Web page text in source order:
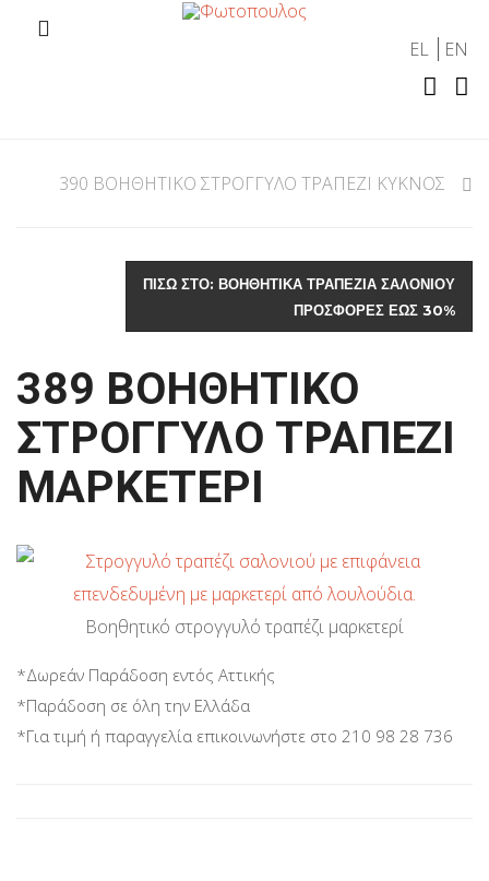
EL EN
390 ΒΟΗΘΗΤΙΚΟ ΣΤΡΟΓΓΥΛΟ ΤΡΑΠΕΖΙ ΚΥΚΝΟΣ
ΠΊΣΩ ΣΤΟ: ΒΟΗΘΗΤΙΚΑ ΤΡΑΠΕΖΙΑ ΣΑΛΟΝΙΟΥ
ΠΡΟΣΦΟΡΕΣ ΕΩΣ 30%
389 ΒΟΗΘΗΤΙΚΟ
ΣΤΡΟΓΓΥΛΟ ΤΡΑΠΕΖΙ
ΜΑΡΚΕΤΕΡΙ
Βοηθητικό στρογγυλό τραπέζι μαρκετερί
*Δωρεάν Παράδοση εντός Αττικής
*Παράδοση σε όλη την Ελλάδα
*Για τιμή ή παραγγελία επικοινωνήστε στο 210 98 28 736